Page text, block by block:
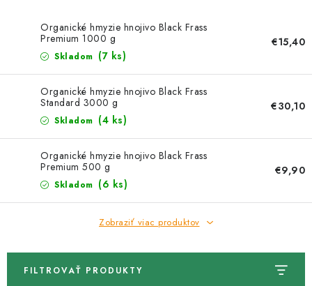
Organické hmyzie hnojivo Black Frass
Premium 1000 g
Skladom (7 ks)
€15,40
Organické hmyzie hnojivo Black Frass
Standard 3000 g
Skladom (4 ks)
€30,10
Organické hmyzie hnojivo Black Frass
Premium 500 g
Skladom (6 ks)
€9,90
Zobraziť viac produktov
FILTROVAŤ PRODUKTY